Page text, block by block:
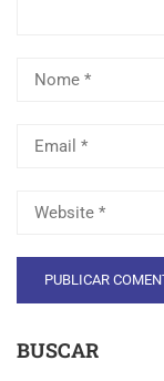
BUSCAR